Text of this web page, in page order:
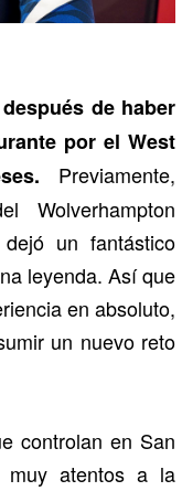
de haber
por el West
Previamente,
un fantástico
leyenda. Así que
en absoluto,
un nuevo reto
controlan en San
muy atentos a la